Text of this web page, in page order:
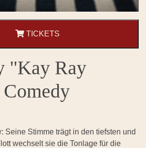
TICKETS
"Kay Ray
Seine Stimme trägt in den tiefsten und
wechselt sie die Tonlage für die